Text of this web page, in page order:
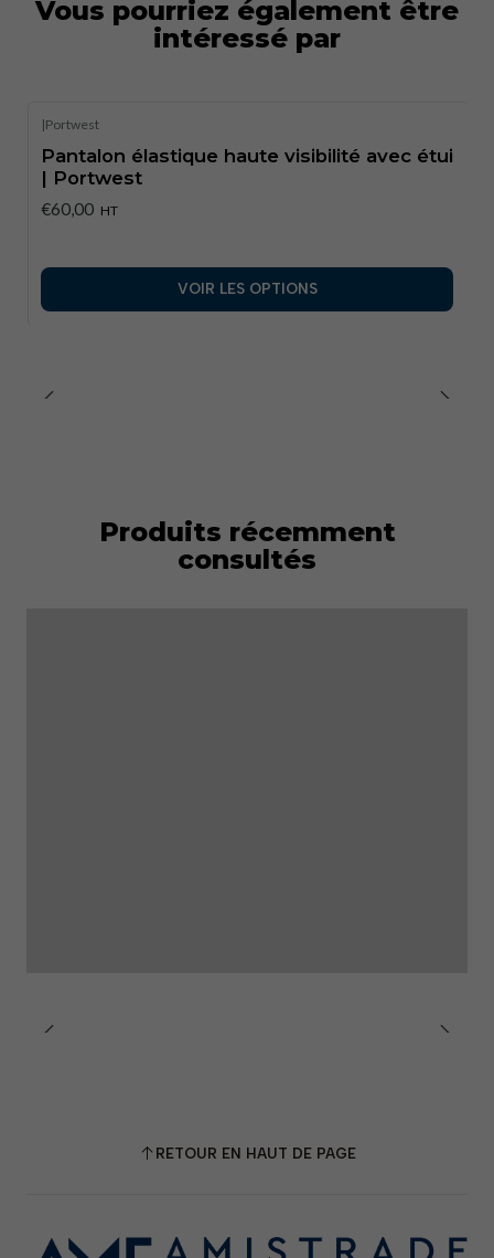
Vous pourriez également être
intéressé par
|Portwest
Pantalon élastique haute visibilité avec étui
| Portwest
€60,00 HT
VOIR LES OPTIONS
Produits récemment
consultés
RETOUR EN HAUT DE PAGE